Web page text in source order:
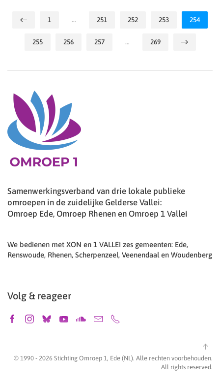
1 … 251 252 253 254
255 256 257 … 269
Samenwerkingsverband van drie lokale publieke
omroepen in de zuidelijke Gelderse Vallei:
Omroep Ede, Omroep Rhenen en Omroep 1 Vallei
We bedienen met XON en 1 VALLEI zes gemeenten: Ede,
Renswoude, Rhenen, Scherpenzeel, Veenendaal en Woudenberg
Volg & reageer
© 1990 - 2026 Stichting Omroep 1, Ede (NL). Alle rechten voorbehouden.
All rights reserved.